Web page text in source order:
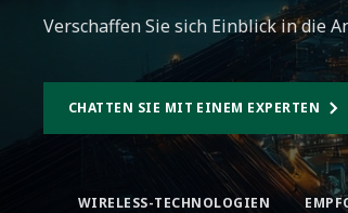
Verschaffen Sie sich Einblick in die
CHATTEN SIE MIT EINEM EXPERTEN
WIRELESS-TECHNOLOGIEN​